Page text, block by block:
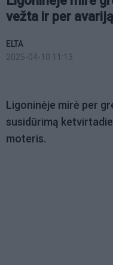
vežta ir per
ELTA
2025-04-10 11:13
Ligoninėje mirė per
susidūrimą
moteris.